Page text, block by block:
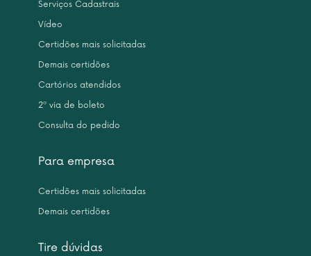
Serviços Cadastrais
Vídeo
Certidões mais solicitadas
Demais certidões
Cartórios atendidos
2ª via de boleto
Consulta do pedido
Para empresa
Certidões mais solicitadas
Demais certidões
Tire dúvidas